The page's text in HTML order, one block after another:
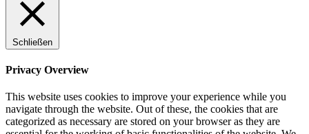
Schließen
Privacy Overview
This website uses cookies to improve your experience while you
navigate through the website. Out of these, the cookies that are
categorized as necessary are stored on your browser as they are